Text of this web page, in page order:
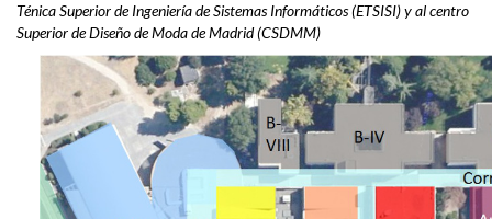
Ténica Superior de Ingeniería de Sistemas Informáticos (ETSISI) y al centro
Superior de Diseño de Moda de Madrid (CSDMM)